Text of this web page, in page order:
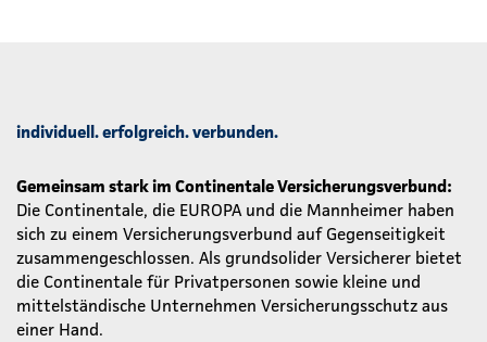
individuell. erfolgreich. verbunden.
Gemeinsam stark im Continentale Versicherungsverbund:
Die Continentale, die EUROPA und die Mannheimer haben
sich zu einem Versicherungsverbund auf Gegenseitigkeit
zusammengeschlossen. Als grundsolider Versicherer bietet
die Continentale für Privatpersonen sowie kleine und
mittelständische Unternehmen Versicherungsschutz aus
einer Hand.